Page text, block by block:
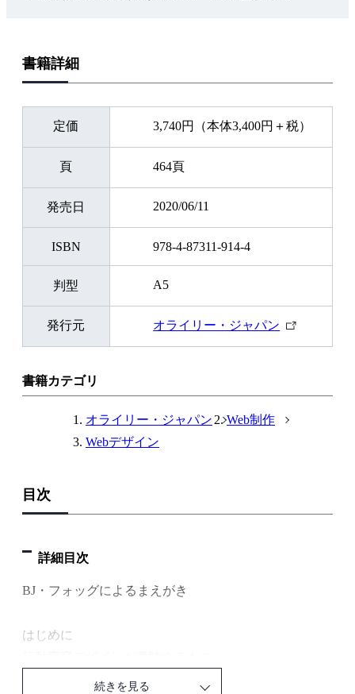
書籍詳細
定価 3,740円（本体3,400円＋税）
頁 464頁
発売日 2020/06/11
ISBN 978-4-87311-914-4
判型 A5
発行元 オライリー・ジャパン
外
書籍カテゴリ
オライリー・ジャパン
Web制作
Webデザイン
目次
詳細目次
BJ・フォッグによるまえがき
はじめに
行動変容デザインにおける「デザイン」段階について
続きを見る